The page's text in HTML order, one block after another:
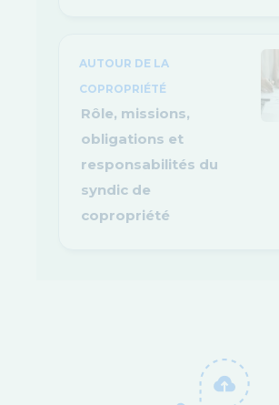
AUTOUR DE LA
COPROPRIÉTÉ
Rôle, missions,
obligations et
responsabilités du
syndic de
copropriété